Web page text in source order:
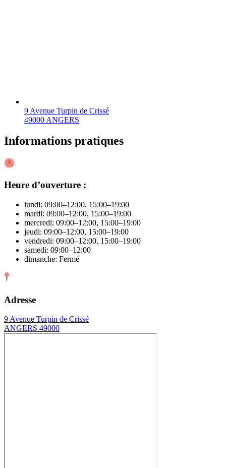
9 Avenue Turpin de Crissé
49000 ANGERS
Informations pratiques
Heure d’ouverture :
lundi: 09:00–12:00, 15:00–19:00
mardi: 09:00–12:00, 15:00–19:00
mercredi: 09:00–12:00, 15:00–19:00
jeudi: 09:00–12:00, 15:00–19:00
vendredi: 09:00–12:00, 15:00–19:00
samedi: 09:00–12:00
dimanche: Fermé
Adresse
9 Avenue Turpin de Crissé
ANGERS 49000